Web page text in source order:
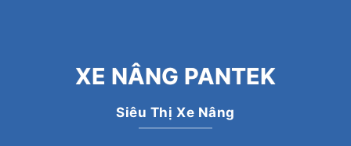
XE NÂNG PANTEK
Siêu Thị Xe Nâng